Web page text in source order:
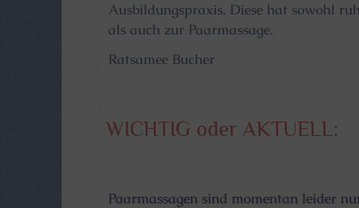
Ausbildungspraxis. Diese hat sowohl
als auch zur Paarmassage.
Ratsamee Bucher
WICHTIG oder AKTUELL:
Paarmassagen sind momentan leider